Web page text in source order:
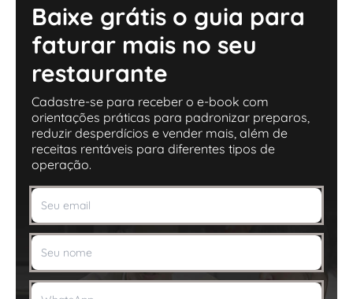
Baixe grátis o guia para
faturar mais no seu
restaurante
Cadastre-se para receber o e-book com
orientações práticas para padronizar preparos,
reduzir desperdícios e vender mais, além de
receitas rentáveis para diferentes tipos de
operação.